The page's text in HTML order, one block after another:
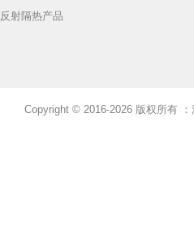
反射隔热产品
Copyright © 2016-2026 版权所有